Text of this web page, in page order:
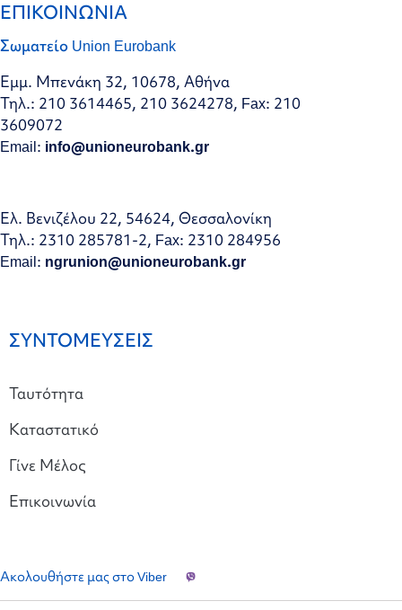
ΕΠΙΚΟΙΝΩΝΙΑ
Σωματείο Union Eurobank
Εμμ. Μπενάκη 32, 10678, Αθήνα
Τηλ.: 210 3614465, 210 3624278, Fax: 210
3609072
Email: info@unioneurobank.gr
Ελ. Βενιζέλου 22, 54624, Θεσσαλονίκη
Τηλ.: 2310 285781-2, Fax: 2310 284956
Email: ngrunion@unioneurobank.gr
ΣΥΝΤΟΜΕΥΣΕΙΣ
Ταυτότητα
Καταστατικό
Γίνε Μέλος
Επικοινωνία
Ακολουθήστε μας στο Viber